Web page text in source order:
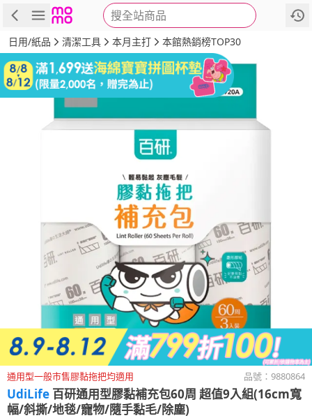
搜全站商品
商品 評價 詳情
日用/紙品 清潔工具 本月主打 本館熱銷榜TOP30
通用型一般市售膠黏拖把均適用 品號： 9880864
UdiLife 百研通用型膠黏補充包60周 超值9入組(16cm寬
幅/斜撕/地毯/寵物/隨手黏毛/除塵)